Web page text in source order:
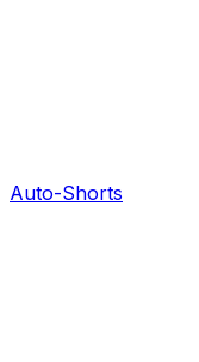
Auto-Shorts